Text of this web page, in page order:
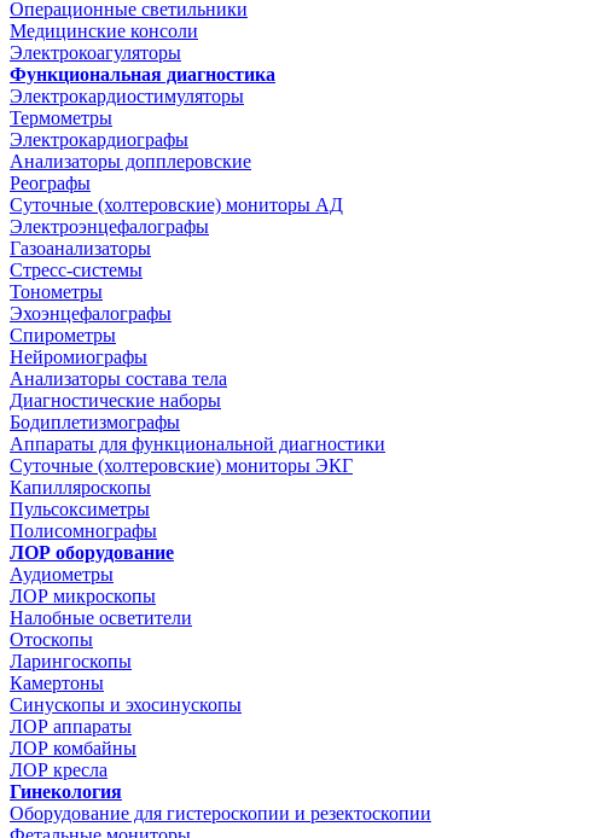
Операционные светильники
Медицинские консоли
Электрокоагуляторы
Функциональная диагностика
Электрокардиостимуляторы
Термометры
Электрокардиографы
Анализаторы допплеровские
Реографы
Суточные (холтеровские) мониторы АД
Электроэнцефалографы
Газоанализаторы
Стресс-системы
Тонометры
Эхоэнцефалографы
Спирометры
Нейромиографы
Анализаторы состава тела
Диагностические наборы
Бодиплетизмографы
Аппараты для функциональной диагностики
Суточные (холтеровские) мониторы ЭКГ
Капилляроскопы
Пульсоксиметры
Полисомнографы
ЛОР оборудование
Аудиометры
ЛОР микроскопы
Налобные осветители
Отоскопы
Ларингоскопы
Камертоны
Синускопы и эхосинускопы
ЛОР аппараты
ЛОР комбайны
ЛОР кресла
Гинекология
Оборудование для гистероскопии и резектоскопии